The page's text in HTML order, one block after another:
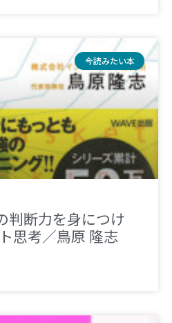
今読みたい本
断力を身につけ
思考／鳥原 隆志